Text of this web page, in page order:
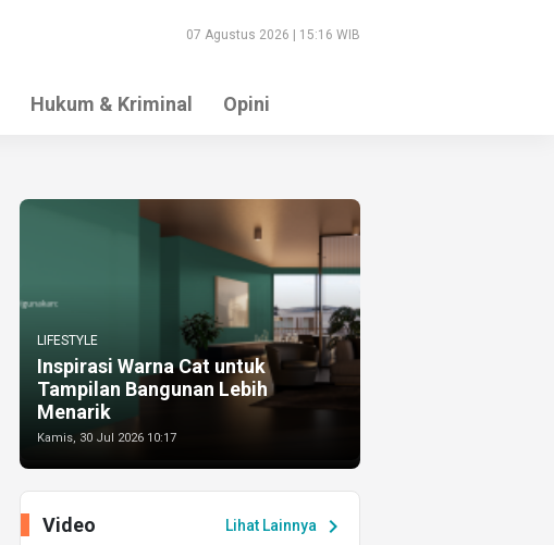
07 Agustus 2026 | 15:16 WIB
Hukum & Kriminal Opini
LIFESTYLE
Inspirasi Warna Cat untuk
Tampilan Bangunan Lebih
Menarik
Kamis, 30 Jul 2026 10:17
Lihat Lainnya chevron_right
Video